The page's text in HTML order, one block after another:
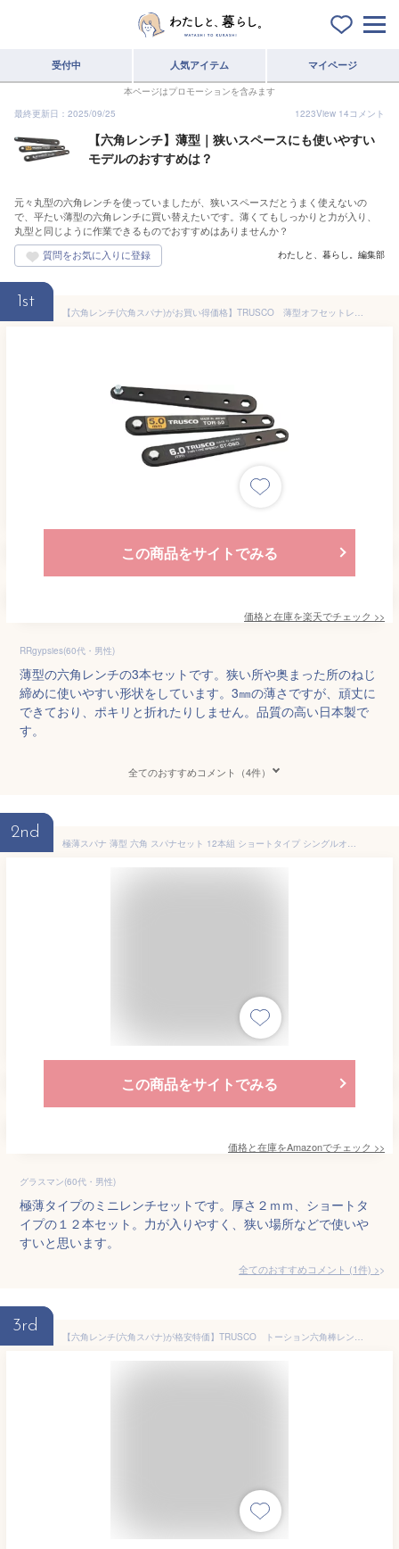
受付中 人気アイテム マイページ
本ページはプロモーションを含みます
最終更新日：2025/09/25
1223View 14コメント
【六角レンチ】薄型｜狭いスペースにも使いやすい
モデルのおすすめは？
元々丸型の六角レンチを使っていましたが、狭いスペースだとうまく使えないの
で、平たい薄型の六角レンチに買い替えたいです。薄くてもしっかりと力が入り、
丸型と同じように作業できるものでおすすめはありませんか？
わたしと、暮らし。編集部
1st
【六角レンチ(六角スパナ)がお買い得価格】TRUSCO 薄型オフセットレンチセット 3本組 TOR4060 [336-2001] 【六角棒レンチ】[TOR-4060]
この商品をサイトでみる
価格と在庫を楽天でチェック >>
RRgypsies(60代・男性)
薄型の六角レンチの3本セットです。狭い所や奥まった所のねじ
締めに使いやすい形状をしています。3㎜の薄さですが、頑丈に
できており、ポキリと折れたりしません。品質の高い日本製で
す。
全てのおすすめコメント（4件）
2nd
極薄スパナ 薄型 六角 スパナセット 12本組 ショートタイプ シングルオープンエンド ミニ レンチセット 厚さ2mm シングルオープンエンド スパナ
この商品をサイトでみる
価格と在庫をAmazonでチェック >>
グラスマン(60代・男性)
極薄タイプのミニレンチセットです。厚さ２ｍｍ、ショートタ
イプの１２本セット。力が入りやすく、狭い場所などで使いや
すいと思います。
全てのおすすめコメント (1件) >
3rd
【六角レンチ(六角スパナ)が格安特価】TRUSCO トーション六角棒レンチ 9本組 TTX9S [250-4812] 【六角棒レンチ】[TTX-9S]